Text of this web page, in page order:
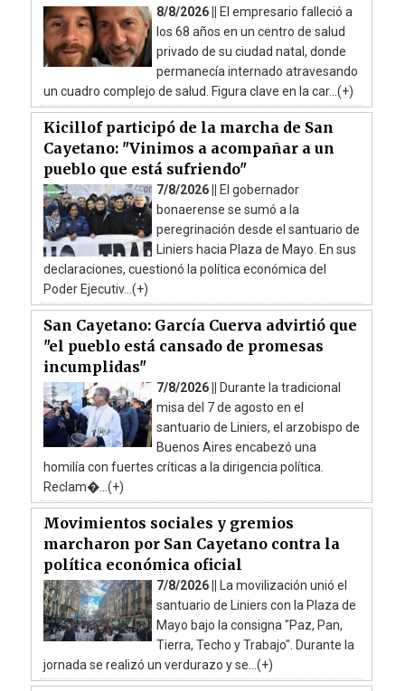
8/8/2026 ||
El empresario falleció a
los 68 años en un centro de salud
privado de su ciudad natal, donde
permanecía internado atravesando
un cuadro complejo de salud. Figura clave en la car...(+)
Kicillof participó de la marcha de San
Cayetano: "Vinimos a acompañar a un
pueblo que está sufriendo"
7/8/2026 ||
El gobernador
bonaerense se sumó a la
peregrinación desde el santuario de
Liniers hacia Plaza de Mayo. En sus
declaraciones, cuestionó la política económica del
Poder Ejecutiv...(+)
San Cayetano: García Cuerva advirtió que
"el pueblo está cansado de promesas
incumplidas"
7/8/2026 ||
Durante la tradicional
misa del 7 de agosto en el
santuario de Liniers, el arzobispo de
Buenos Aires encabezó una
homilía con fuertes críticas a la dirigencia política.
Reclam�...(+)
Movimientos sociales y gremios
marcharon por San Cayetano contra la
política económica oficial
7/8/2026 ||
La movilización unió el
santuario de Liniers con la Plaza de
Mayo bajo la consigna "Paz, Pan,
Tierra, Techo y Trabajo". Durante la
jornada se realizó un verdurazo y se...(+)